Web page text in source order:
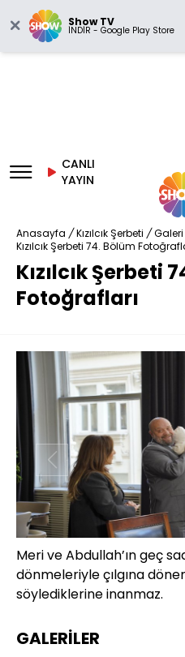
Show TV
İNDİR - Google Play Store
CANLI
YAYIN
Anasayfa / Kızılcık Şerbeti / Galeri
Kızılcık Şerbeti 74. Bölüm
Kızılcık Şerbeti
Fotoğrafları
Meri ve Abdullah’ın geç
dönmeleriyle çılgına
söylediklerine inanmaz.
GALERİLER